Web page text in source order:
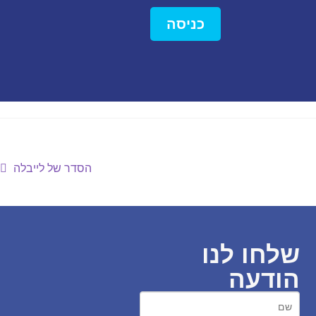
כניסה
הסדר של לייבלה
שלחו לנו
הודעה